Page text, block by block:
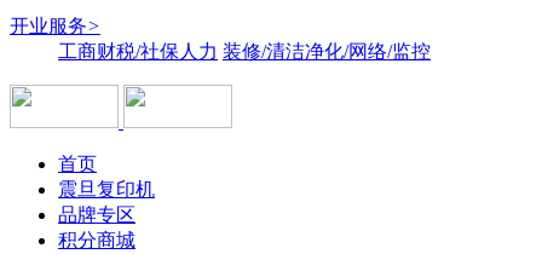
开业服务>
工商财税/社保人力 装修/清洁净化/网络/监控
首页
震旦复印机
品牌专区
积分商城